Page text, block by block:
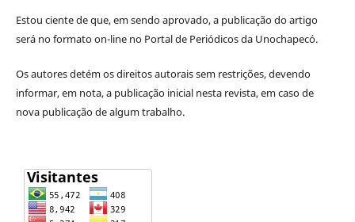
Estou ciente de que, em sendo aprovado, a publicação do artigo
será no formato on-line no Portal de Periódicos da Unochapecó.
Os autores detém os direitos autorais sem restrições, devendo
informar, em nota, a publicação inicial nesta revista, em caso de
nova publicação de algum trabalho.